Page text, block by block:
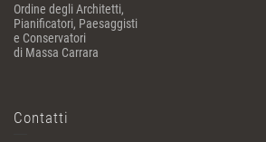
Ordine degli Architetti,
Pianificatori, Paesaggisti
e Conservatori
di Massa Carrara
Contatti